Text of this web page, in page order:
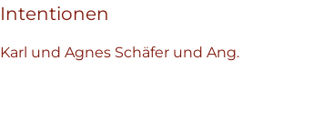
Intentionen
Karl und Agnes Schäfer und Ang.